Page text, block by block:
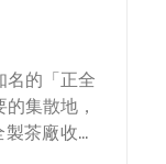
名的「正全
集散地，
茶廠收購